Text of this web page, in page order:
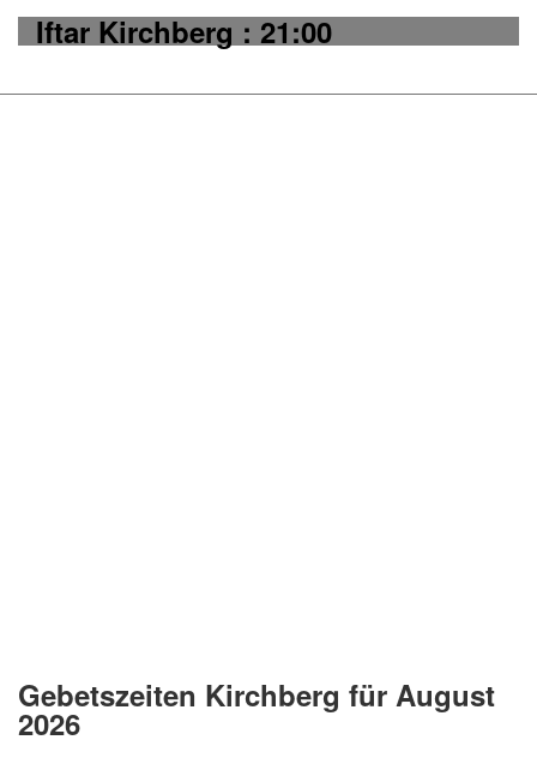
Iftar Kirchberg : 21:00
Gebetszeiten Kirchberg für August
2026